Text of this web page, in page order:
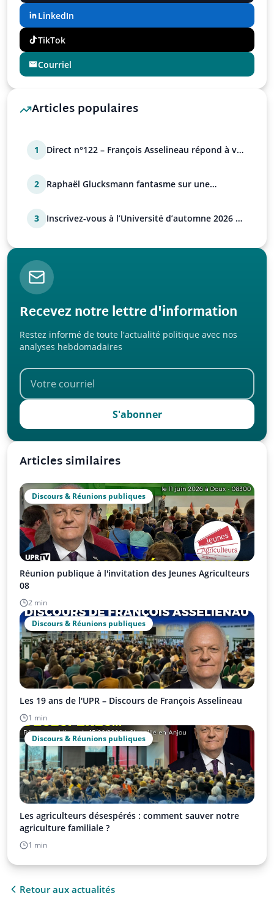
LinkedIn
TikTok
Courriel
Articles populaires
1
Direct n°122 – François Asselineau répond à vos
2
Raphaël Glucksmann fantasme sur une
3
Inscrivez-vous à l’Université d’automne 2026 de
Recevez notre lettre d'information
Restez informé de toute l'actualité politique avec nos
analyses hebdomadaires
S'abonner
Articles similaires
Discours & Réunions publiques
Réunion publique à l'invitation des Jeunes Agriculteurs
08
2 min
Discours & Réunions publiques
Les 19 ans de l'UPR – Discours de François Asselineau
1 min
Discours & Réunions publiques
Les agriculteurs désespérés : comment sauver notre
agriculture familiale ?
1 min
Retour aux actualités